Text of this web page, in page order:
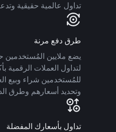
تداول عالمية حقيقية وتدعم أكثر من
طرق دفع مرنة
للمُستخدمين شراء وبيع
وتحديد أسعارهم وطرق
تداول بأسعارك المفضلة